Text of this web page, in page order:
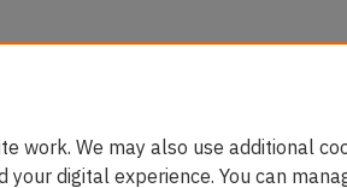
Eligibility, and Equality."Journal
work. We may also use additional
digital experience. You can